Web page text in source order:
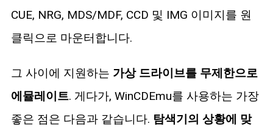
CUE, NRG, MDS/MDF, CCD 및 IMG 이미지를 원
클릭으로 마운터합니다.
그 사이에 지원하는 가상 드라이브를 무제한으로
에뮬레이트. 게다가, WinCDEmu를 사용하는 가장
좋은 점은 다음과 같습니다. 탐색기의 상황에 맞